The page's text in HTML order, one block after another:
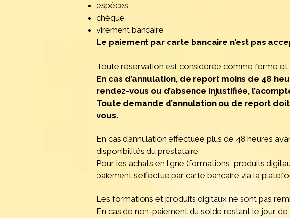
espèces
chèque
virement bancaire
Le paiement par carte bancaire n’est pas
Toute réservation est considérée comme ferme et
En cas d’annulation, de report moins de 48
rendez-vous ou d’absence injustifiée,
Toute demande d’annulation ou de report
vous.
En cas d’annulation effectuée plus de 48 heures
disponibilités du prestataire.
Pour les achats en ligne (formations, produits
paiement s’effectue par carte bancaire via la
Les formations et produits digitaux ne sont pas
En cas de non-paiement du solde restant le jour